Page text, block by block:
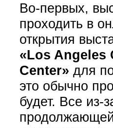
Во-первых,
проходить в
открытия
«Los Angeles
Center» для
это обычно
будет. Все из-